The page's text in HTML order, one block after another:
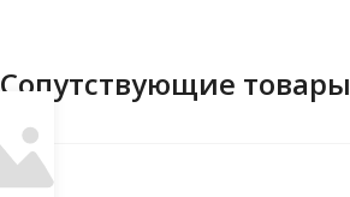
Сопутствующие товары